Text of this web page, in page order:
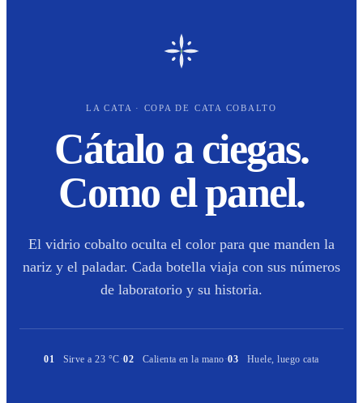
LA CATA · COPA DE CATA COBALTO
Cátalo a ciegas.
Como el panel.
El vidrio cobalto oculta el color para que manden la
nariz y el paladar. Cada botella viaja con sus números
de laboratorio y su historia.
01 Sirve a 23 °C·02 Calienta en la mano·03 Huele, luego cata